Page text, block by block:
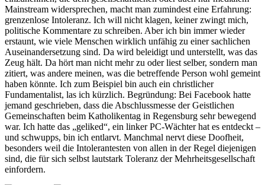
Mainstream widersprechen, macht man zumindest eine Erfahrung:
grenzenlose Intoleranz. Ich will nicht klagen, keiner zwingt mich,
politische Kommentare zu schreiben. Aber ich bin immer wieder
erstaunt, wie viele Menschen wirklich unfähig zu einer sachlichen
Auseinandersetzung sind. Da wird beleidigt und unterstellt, was das
Zeug hält. Da hört man nicht mehr zu oder liest selber, sondern man
zitiert, was andere meinen, was die betreffende Person wohl gemeint
haben könnte. Ich zum Beispiel bin auch ein christlicher
Fundamentalist, las ich kürzlich. Begründung: Bei Facebook hatte
jemand geschrieben, dass die Abschlussmesse der Geistlichen
Gemeinschaften beim Katholikentag in Regensburg sehr bewegend
war. Ich hatte das „geliked“, ein linker PC-Wächter hat es entdeckt –
und schwupps, bin ich entlarvt. Manchmal nervt diese Doofheit,
besonders weil die Intolerantesten von allen in der Regel diejenigen
sind, die für sich selbst lautstark Toleranz der Mehrheitsgesellschaft
einfordern.